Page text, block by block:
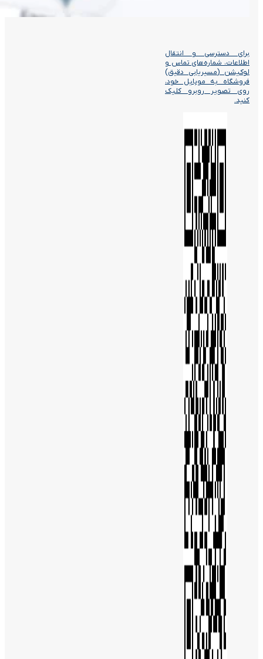
برای دسترسی و انتقال
اطلاعات، شماره‌های تماس و
لوکیشن (مسیریابی دقیق)
فروشگاه به موبایل خود،
روی تصویر روبرو کلیک
کنید.